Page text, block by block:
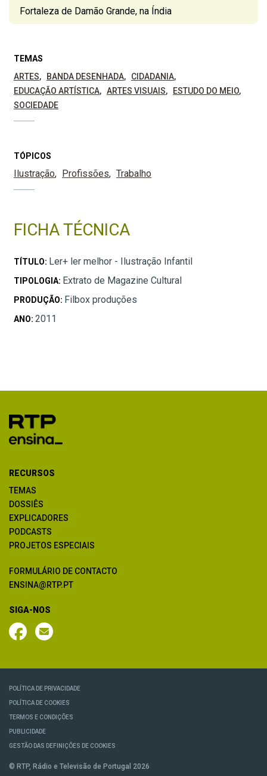
Fortaleza de Damão Grande, na Índia
TEMAS
ARTES
BANDA DESENHADA
CIDADANIA
EDUCAÇÃO ARTÍSTICA
ARTES VISUAIS
ESTUDO DO MEIO
SOCIEDADE
TÓPICOS
Ilustração Profissões Trabalho
FICHA TÉCNICA
TÍTULO: Ler+ ler melhor - Ilustração Infantil
TIPOLOGIA: Extrato de Magazine Cultural
PRODUÇÃO: Filbox produções
ANO: 2011
RECURSOS
TEMAS
DOSSIÊS
EXPLICADORES
PODCASTS
PROJETOS ESPECIAIS
FORMULÁRIO DE CONTACTO
ENSINA@RTP.PT
SIGA-NOS
POLÍTICA DE PRIVACIDADE
POLÍTICA DE COOKIES
TERMOS E CONDIÇÕES
PUBLICIDADE
GESTÃO DAS DEFINIÇÕES DE COOKIES
© RTP, Rádio e Televisão de Portugal 2026